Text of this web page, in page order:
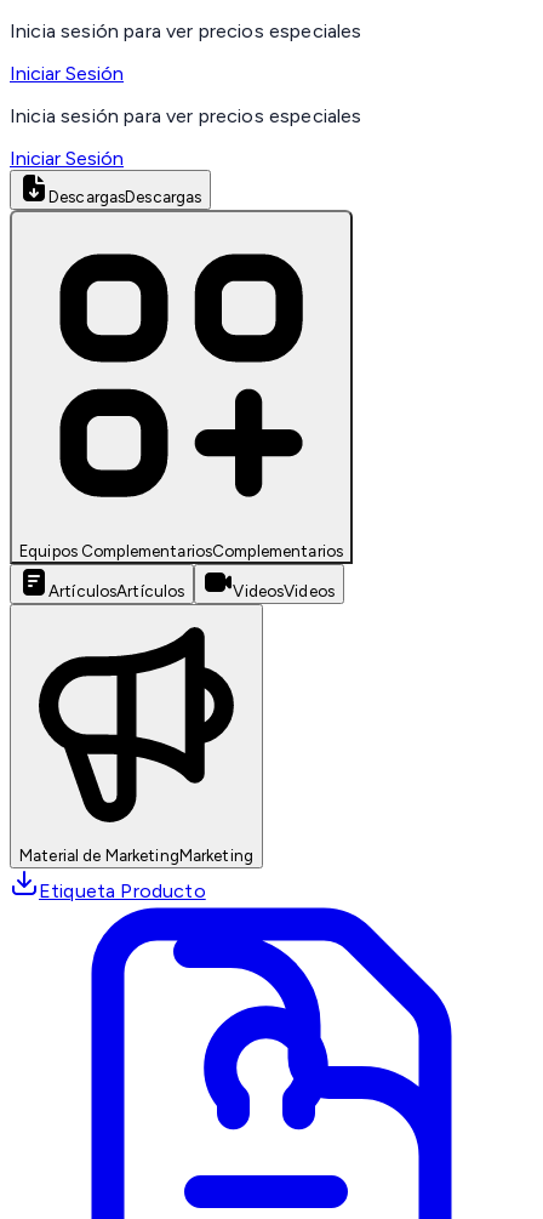
Inicia sesión para ver precios especiales
Iniciar Sesión
Inicia sesión para ver precios especiales
Iniciar Sesión
DescargasDescargas
Equipos ComplementariosComplementarios
ArtículosArtículos VideosVideos
Material de MarketingMarketing
Etiqueta Producto